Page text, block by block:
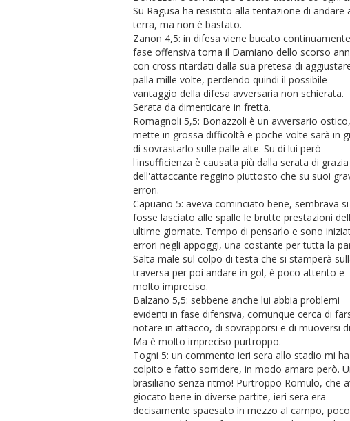
Su Ragusa ha resistito alla tentazione di andare
terra, ma non è bastato.
Zanon 4,5: in difesa viene bucato
fase offensiva torna il Damiano dello scorso
con cross ritardati dalla sua pretesa di
palla mille volte, perdendo quindi il possibile
vantaggio della difesa avversaria non schierata.
Serata da dimenticare in fretta.
Romagnoli 5,5: Bonazzoli è un avversario
mette in grossa difficoltà e poche volte sarà in
di sovrastarlo sulle palle alte. Su di lui però
l'insufficienza è causata più dalla serata di grazia
dell'attaccante reggino piuttosto che su suoi
errori.
Capuano 5: aveva cominciato bene, sembrava si
fosse lasciato alle spalle le brutte prestazioni
ultime giornate. Tempo di pensarlo e sono
errori negli appoggi, una costante per tutta la
Salta male sul colpo di testa che si stamperà
traversa per poi andare in gol, è poco attento e
molto impreciso.
Balzano 5,5: sebbene anche lui abbia problemi
evidenti in fase difensiva, comunque cerca di
notare in attacco, di sovrapporsi e di muoversi
Ma è molto impreciso purtroppo.
Togni 5: un commento ieri sera allo stadio mi ha
colpito e fatto sorridere, in modo amaro però.
brasiliano senza ritmo! Purtroppo Romulo, che
giocato bene in diverse partite, ieri sera era
decisamente spaesato in mezzo al campo, poco